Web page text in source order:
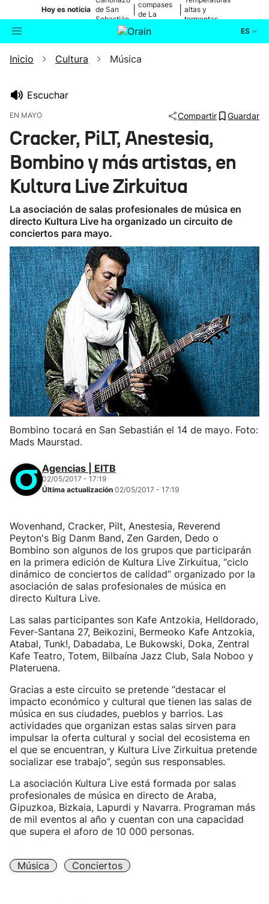
Hoy es noticia de San
Sebastián
compases
de La
altas y
tormentas
ES
Buscador Actualidad
Ikusmiran
Eguraldia
Inicio Cultura Música
Escuchar
EN MAYO Compartir Guardar
Cracker, PiLT, Anestesia,
Bombino y más artistas, en
Kultura Live Zirkuitua
La asociación de salas profesionales de música en
directo Kultura Live ha organizado un circuito de
conciertos para mayo.
Bombino tocará en San Sebastián el 14 de mayo. Foto:
Mads Maurstad.
Agencias | EITB
02/05/2017 - 17:19
Última actualización 02/05/2017 - 17:19
Wovenhand, Cracker, Pilt, Anestesia, Reverend
Peyton's Big Danm Band, Zen Garden, Dedo o
Bombino son algunos de los grupos que participarán
en la primera edición de Kultura Live Zirkuitua, “ciclo
dinámico de conciertos de calidad” organizado por la
asociación de salas profesionales de música en
directo Kultura Live.
Las salas participantes son Kafe Antzokia, Helldorado,
Fever-Santana 27, Beikozini, Bermeoko Kafe Antzokia,
Atabal, Tunk!, Dabadaba, Le Bukowski, Doka, Zentral
Kafe Teatro, Totem, Bilbaína Jazz Club, Sala Noboo y
Plateruena.
Gracias a este circuito se pretende “destacar el
impacto económico y cultural que tienen las salas de
música en sus ciudades, pueblos y barrios. Las
actividades que organizan estas salas sirven para
impulsar la oferta cultural y social del ecosistema en
el que se encuentran, y Kultura Live Zirkuitua pretende
socializar ese trabajo”, según sus responsables.
La asociación Kultura Live está formada por salas
profesionales de música en directo de Araba,
Gipuzkoa, Bizkaia, Lapurdi y Navarra. Programan más
de mil eventos al año y cuentan con una capacidad
que supera el aforo de 10 000 personas.
Música Conciertos